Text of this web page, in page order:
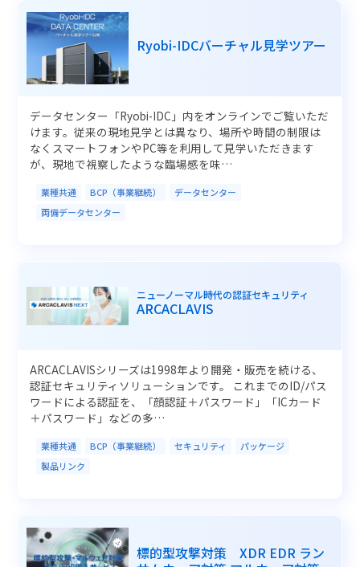
Ryobi-IDCバーチャル見学ツアー
データセンター「Ryobi-IDC」内をオンラインでご覧いただ
けます。従来の現地見学とは異なり、場所や時間の制限は
なくスマートフォンやPC等を利用して見学いただきます
が、現地で視察したような臨場感を味…
業種共通 BCP（事業継続）
データセンター
両備データセンター
ニューノーマル時代の認証セキュリティ
ARCACLAVIS
ARCACLAVISシリーズは1998年より開発・販売を続ける、
認証セキュリティソリューションです。 これまでのID/パス
ワードによる認証を、「顔認証＋パスワード」「ICカード
＋パスワード」などの多…
業種共通 BCP（事業継続） セキュリティ
パッケージ
製品リンク
標的型攻撃対策 XDR EDR ラン